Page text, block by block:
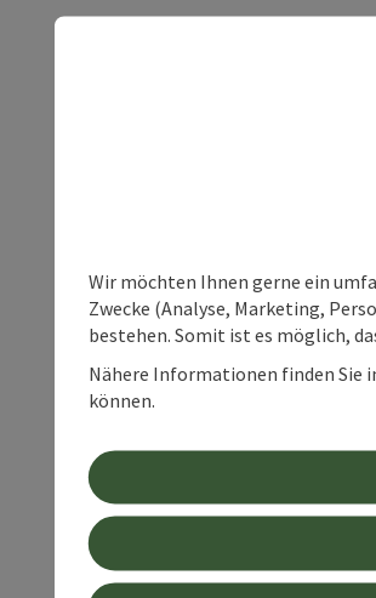
Wir möchten Ihnen gerne ein
Zwecke (Analyse, Marketing,
bestehen. Somit ist es möglich,
Nähere Informationen finden Sie
können.